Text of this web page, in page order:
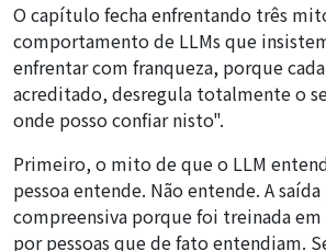
O capítulo fecha enfrentando três
comportamento de LLMs que
enfrentar com franqueza, porque
acreditado, desregula totalmente o
onde posso confiar nisto".
Primeiro, o mito de que o LLM
pessoa entende. Não entende. A
compreensiva porque foi treinada
por pessoas que de fato entendiam.